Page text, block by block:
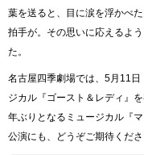
葉を送ると、目に涙を浮かべ
拍手が。その思いに応えるよ
た。
名古屋四季劇場では、5月11
ジカル『ゴースト＆レディ』
年ぶりとなるミュージカル『
公演にも、どうぞご期待くださ